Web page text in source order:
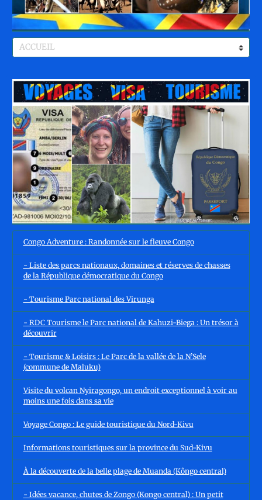
Congo Adventure : Randonnée sur le fleuve Congo
- Liste des parcs nationaux, domaines et réserves de chasses
de la République démocratique du Congo
- Tourisme Parc national des Virunga
- RDC Tourisme le Parc national de Kahuzi-Biega : Un trésor à
découvrir
- Tourisme & Loisirs : Le Parc de la vallée de la N’Sele
(commune de Maluku)
Visite du volcan Nyiragongo, un endroit exceptionnel à voir au
moins une fois dans sa vie
Voyage Congo : Le guide touristique du Nord-Kivu
Informations touristiques sur la province du Sud-Kivu
À la découverte de la belle plage de Muanda (Kôngo central)
- Idées vacance, chutes de Zongo (Kongo central) : Un petit